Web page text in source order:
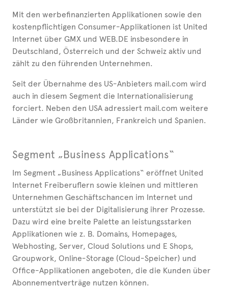
Mit den werbefinanzierten Applikationen sowie den
kostenpflichtigen Consumer-Applikationen ist United
Internet über GMX und WEB.DE insbesondere in
Deutschland, Österreich und der Schweiz aktiv und
zählt zu den führenden Unternehmen.
Seit der Übernahme des US-Anbieters mail.com wird
auch in diesem Segment die Internationalisierung
forciert. Neben den USA adressiert mail.com weitere
Länder wie Großbritannien, Frankreich und Spanien.
Segment „Business Applications“
Im Segment „Business Applications“ eröffnet United
Internet Freiberuflern sowie kleinen und mittleren
Unternehmen Geschäftschancen im Internet und
unterstützt sie bei der Digitalisierung ihrer Prozesse.
Dazu wird eine breite Palette an leistungsstarken
Applikationen wie z. B. Domains, Homepages,
Webhosting, Server, Cloud Solutions und E Shops,
Groupwork, Online-Storage (Cloud-Speicher) und
Office-Applikationen angeboten, die die Kunden über
Abonnementverträge nutzen können.